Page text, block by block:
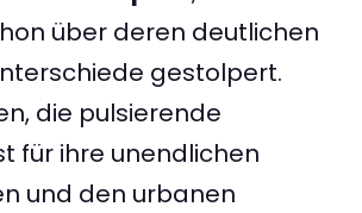
über deren deutlichen
gestolpert.
die pulsierende
für ihre unendlichen
und den urbanen